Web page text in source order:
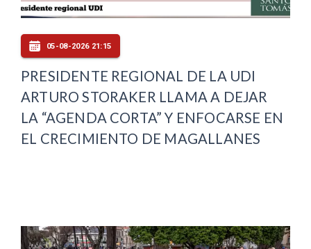
05-08-2026 21:15
PRESIDENTE REGIONAL DE LA UDI
ARTURO STORAKER LLAMA A DEJAR
LA “AGENDA CORTA” Y ENFOCARSE EN
EL CRECIMIENTO DE MAGALLANES